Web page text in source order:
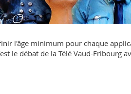
l'âge minimum pour chaque
le débat de la Télé Vaud-Fribourg